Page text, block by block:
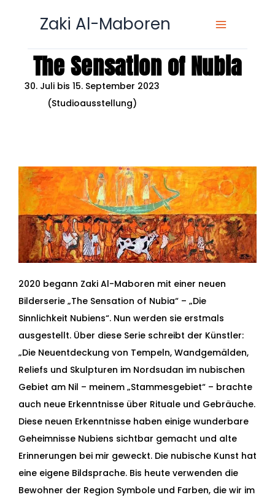
Zaki Al-Maboren
The Sensation of Nubia
30. Juli bis 15. September 2023
(Studioausstellung)
2020 begann Zaki Al-Maboren mit einer neuen
Bilderserie „The Sensation of Nubia“ – „Die
Sinnlichkeit Nubiens“. Nun werden sie erstmals
ausgestellt. Über diese Serie schreibt der Künstler:
„Die Neuentdeckung von Tempeln, Wandgemälden,
Reliefs und Skulpturen im Nordsudan im nubischen
Gebiet am Nil – meinem „Stammesgebiet“ – brachte
auch neue Erkenntnisse über Rituale und Gebräuche.
Diese neuen Erkenntnisse haben einige wunderbare
Geheimnisse Nubiens sichtbar gemacht und alte
Erinnerungen bei mir geweckt. Die nubische Kunst hat
eine eigene Bildsprache. Bis heute verwenden die
Bewohner der Region Symbole und Farben, die wir im